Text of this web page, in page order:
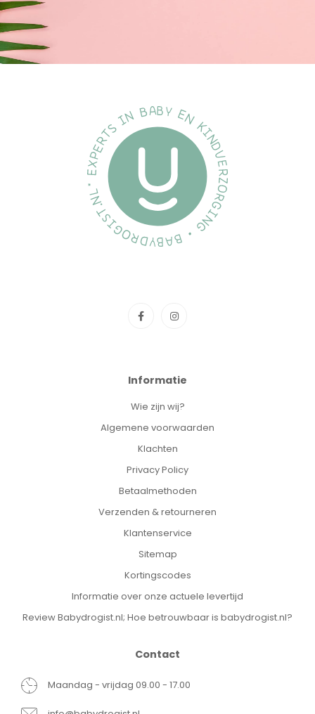
Informatie
Wie zijn wij?
Algemene voorwaarden
Klachten
Privacy Policy
Betaalmethoden
Verzenden & retourneren
Klantenservice
Sitemap
Kortingscodes
Informatie over onze actuele levertijd
Review Babydrogist.nl; Hoe betrouwbaar is babydrogist.nl?
Contact
Maandag - vrijdag 09.00 - 17.00